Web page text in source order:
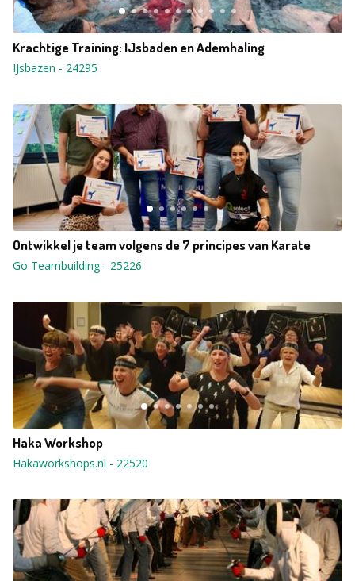
Krachtige Training: IJsbaden en Ademhaling
IJsbazen - 24295
Ontwikkel je team volgens de 7 principes van Karate
Go Teambuilding- 25226
Haka Workshop
Hakaworkshops.nl - 22520